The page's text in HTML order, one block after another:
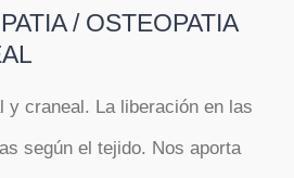
/ OSTEOPATIA
y craneal. La liberación en las
según el tejido. Nos aporta